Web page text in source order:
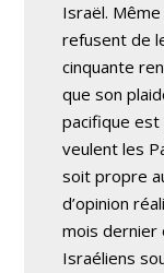
Israël.
refusent de
cinquante
que son
pacifique est
veulent les
soit propre
d’opinion
mois dernier
Israéliens